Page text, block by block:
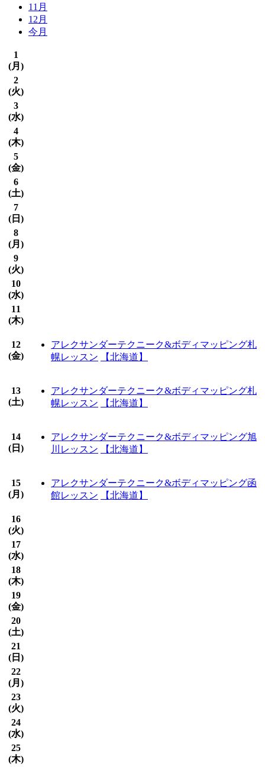
11月
12月
今月
1
(月 )
2
(火)
3
(水)
4
(木)
5
(金)
6
(土)
7
(日 )
8
(月 )
9
(火)
10
(水)
11
(木)
12
(金)
アレクサンダーテクニーク&ボディマッピング札
幌レッスン
【北海道】
13
(土)
アレクサンダーテクニーク&ボディマッピング札
幌レッスン
【北海道】
14
(日 )
アレクサンダーテクニーク&ボディマッピング旭
川レッスン
【北海道】
15
(月 )
アレクサンダーテクニーク&ボディマッピング函
館レッスン
【北海道】
16
(火)
17
(水)
18
(木)
19
(金)
20
(土)
21
(日 )
22
(月 )
23
(火)
24
(水)
25
(木)